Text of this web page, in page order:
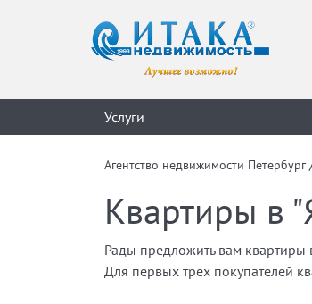
Услуги
Агентство недвижимости Петербург
Квартиры в
Рады предложить вам квартиры
Для первых трех покупателей